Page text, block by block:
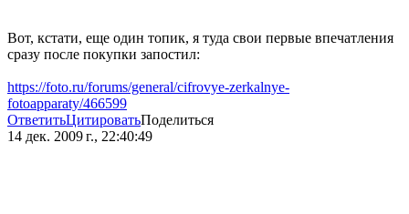
Вот, кстати, еще один топик, я туда свои первые впечатления
сразу после покупки запостил:
https://foto.ru/forums/general/cifrovye-zerkalnye-
fotoapparaty/466599
ОтветитьЦитироватьПоделиться
14 дек. 2009 г., 22:40:49